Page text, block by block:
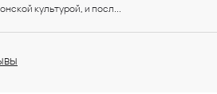
культурой, и посл...